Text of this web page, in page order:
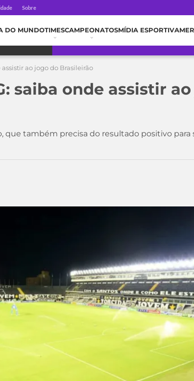
Sobre
DO MUNDOTIMESCAMPEONATOSMÍDIA ESPORTIVA
ao jogo do Brasileirão
saiba onde assistir
que também precisa do resultado positivo para